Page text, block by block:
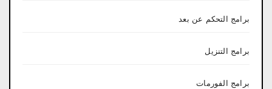
برامج التحكم عن بعد
برامج التنزيل
برامج الفورمات